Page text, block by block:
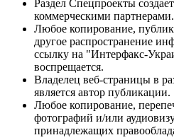
Раздел Спецпроекты
коммерческими партнерами.
Любое копирование,
другое распространение
ссылку на "Интерфакс-
воспрещается.
Владелец веб-страницы в
является автор публикации.
Любое копирование,
фотографий и/или
принадлежащих